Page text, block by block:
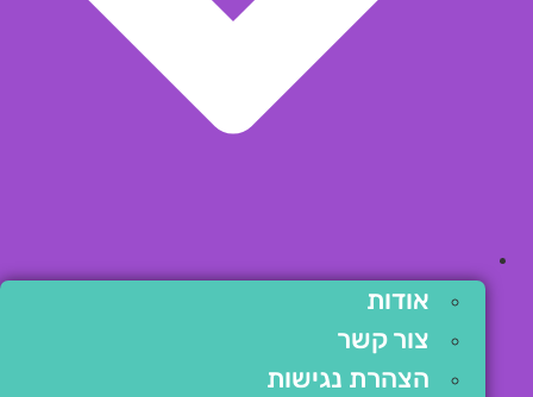
אודות
צור קשר
הצהרת נגישות